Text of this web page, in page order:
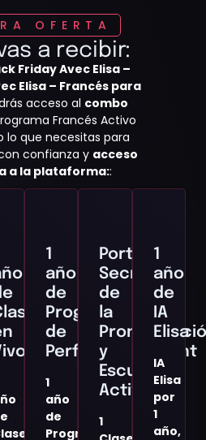
OFERTA
a recibir:
Friday Avec Elisa –
Elisa – Francés para
acceso al combo
Francés Activo
lo que necesitas para
confianza y acceso
a la plataforma::
1
año
de
Programme
de
Perfectionnement
1
año
de
Programme
Portales
Secretos
de
la
y
Escucha
Activa
1
1
año
de
IA
Elisa
IA
Elisa
por
1
año,